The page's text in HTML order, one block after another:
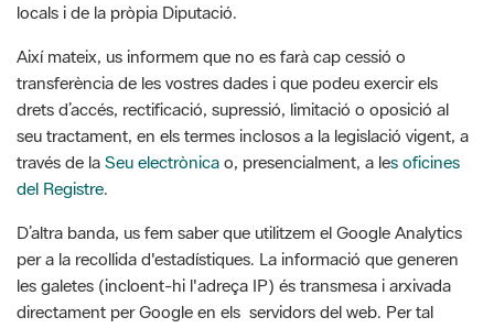
locals i de la pròpia Diputació.
Així mateix, us informem que no es farà cap cessió o
transferència de les vostres dades i que podeu exercir els
drets d’accés, rectificació, supressió, limitació o oposició al
seu tractament, en els termes inclosos a la legislació vigent, a
través de la Seu electrònica o, presencialment, a les oficines
del Registre.
D’altra banda, us fem saber que utilitzem el Google Analytics
per a la recollida d'estadístiques. La informació que generen
les galetes (incloent-hi l'adreça IP) és transmesa i arxivada
directament per Google en els servidors del web. Per tal